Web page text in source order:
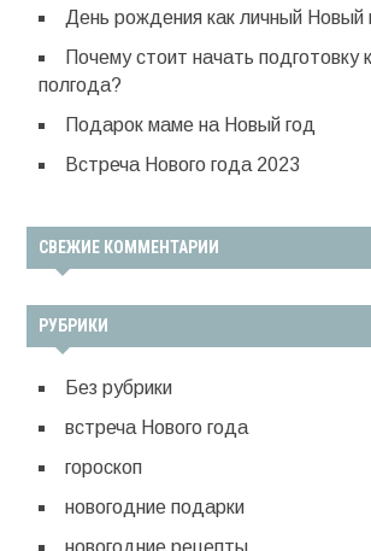
День рождения как личный Новый
Почему стоит начать подготовку
полгода?
Подарок маме на Новый год
Встреча Нового года 2023
СВЕЖИЕ КОММЕНТАРИИ
РУБРИКИ
Без рубрики
встреча Нового года
гороскоп
новогодние подарки
новогодние рецепты